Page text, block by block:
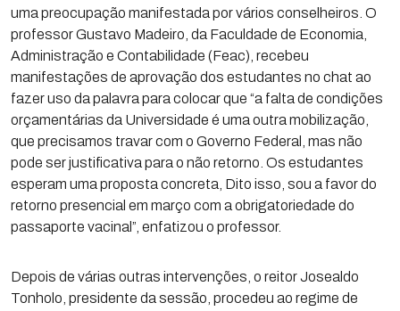
uma preocupação manifestada por vários conselheiros. O
professor Gustavo Madeiro, da Faculdade de Economia,
Administração e Contabilidade (Feac), recebeu
manifestações de aprovação dos estudantes no chat ao
fazer uso da palavra para colocar que “a falta de condições
orçamentárias da Universidade é uma outra mobilização,
que precisamos travar com o Governo Federal, mas não
pode ser justificativa para o não retorno. Os estudantes
esperam uma proposta concreta, Dito isso, sou a favor do
retorno presencial em março com a obrigatoriedade do
passaporte vacinal”, enfatizou o professor.
Depois de várias outras intervenções, o reitor Josealdo
Tonholo, presidente da sessão, procedeu ao regime de